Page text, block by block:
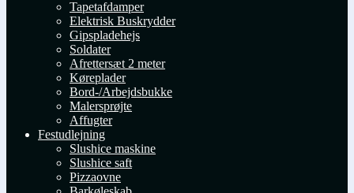
Tapetafdamper
Elektrisk Buskrydder
Gipspladehejs
Soldater
Afrettersæt 2 meter
Køreplader
Bord-/Arbejdsbukke
Malersprøjte
Affugter
Festudlejning
Slushice maskine
Slushice saft
Pizzaovne